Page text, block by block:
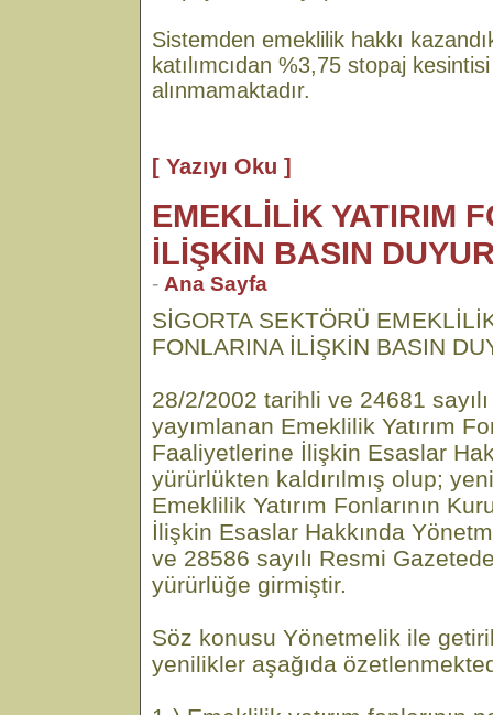
Sistemden emeklilik hakkı
katılımcıdan %3,75 stopaj
alınmamaktadır.
[ Yazıyı Oku ]
EMEKLİLİK YATIRIM
İLİŞKİN BASIN
- Ana Sayfa
SİGORTA SEKTÖRÜ
FONLARINA İLİŞKİN BASIN
28/2/2002 tarihli ve 24681
yayımlanan Emeklilik Yatırım
Faaliyetlerine İlişkin Esaslar
yürürlükten kaldırılmış olup;
Emeklilik Yatırım Fonlarının
İlişkin Esaslar Hakkında
ve 28586 sayılı Resmi
yürürlüğe girmiştir.
Söz konusu Yönetmelik ile
yenilikler aşağıda